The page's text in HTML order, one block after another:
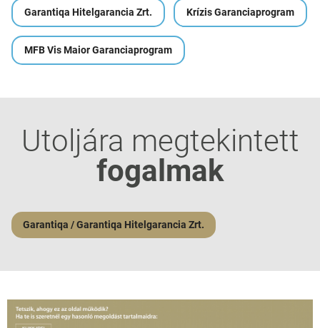
Garantiqa Hitelgarancia Zrt. Krízis Garanciaprogram
MFB Vis Maior Garanciaprogram
Utoljára megtekintett
fogalmak
Garantiqa / Garantiqa Hitelgarancia Zrt.